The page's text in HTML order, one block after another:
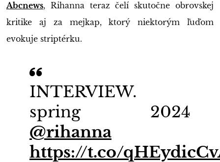
Abcnews, Rihanna teraz čelí skutočne obrovskej
kritike aj za mejkap, ktorý niektorým ľuďom
evokuje striptérku.
INTERVIEW.
spring 2024
@rihanna
https://t.co/